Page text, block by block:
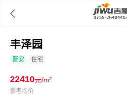

丰泽园
晋安 住宅
22410元/m²
参考均价